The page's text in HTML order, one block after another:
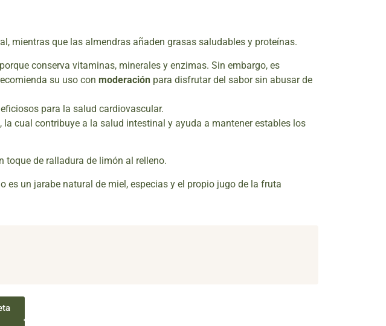
mientras que las almendras añaden grasas saludables y proteínas.
conserva vitaminas, minerales y enzimas. Sin embargo, es
su uso con moderación para disfrutar del sabor sin abusar de
para la salud cardiovascular.
, la cual contribuye a la salud intestinal y ayuda a mantener estables los
toque de ralladura de limón al relleno.
un jarabe natural de miel, especias y el propio jugo de la fruta